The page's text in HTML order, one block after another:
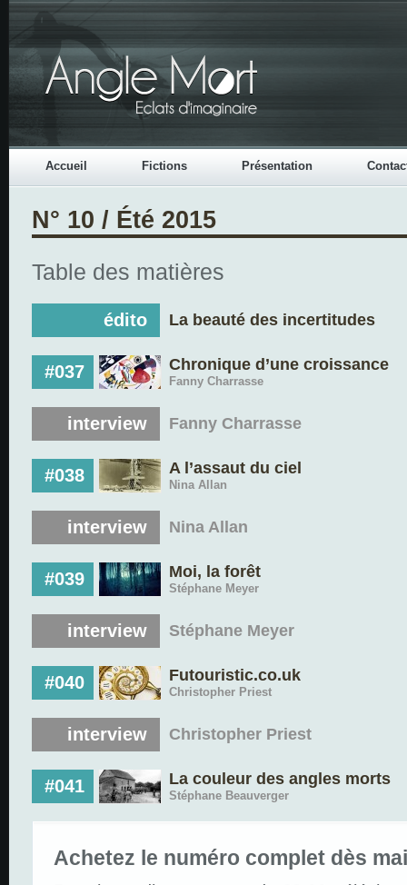
Accueil Fictions Présentation
N° 10 / Été 2015
Table des matières
édito La beauté des incertitudes
#037 Chronique d’une croissance
Fanny Charrasse
interview Fanny Charrasse
#038 A l’assaut du ciel
Nina Allan
interview Nina Allan
#039 Moi, la forêt
Stéphane Meyer
interview Stéphane Meyer
#040 Futouristic.co.uk
Christopher Priest
interview Christopher Priest
#041 La couleur des angles morts
Stéphane Beauverger
Achetez le numéro complet dès